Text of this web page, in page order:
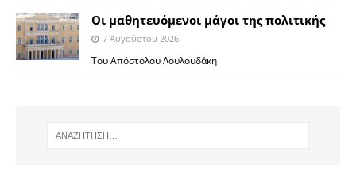
Οι μαθητευόμενοι μάγοι της πολιτικής
7 Αυγούστου 2026
Του Απόστολου Λουλουδάκη